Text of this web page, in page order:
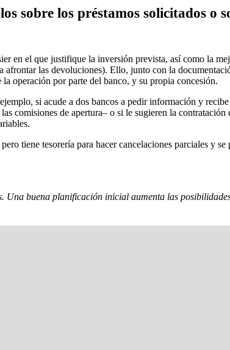
sobre los préstamos solicitados o
en el que justifique la inversión prevista, así como la
las devoluciones). Ello, junto con la
operación por parte del banco, y su propia concesión.
si acude a dos bancos a pedir información y
comisiones de apertura– o si le sugieren la
tiene tesorería para hacer cancelaciones parciales y
Una buena planificación inicial aumenta las